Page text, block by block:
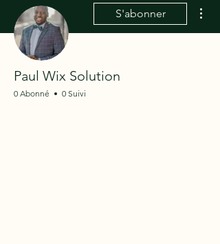
S'abonner
Paul Wix Solution
0 Abonné 0 Suivi